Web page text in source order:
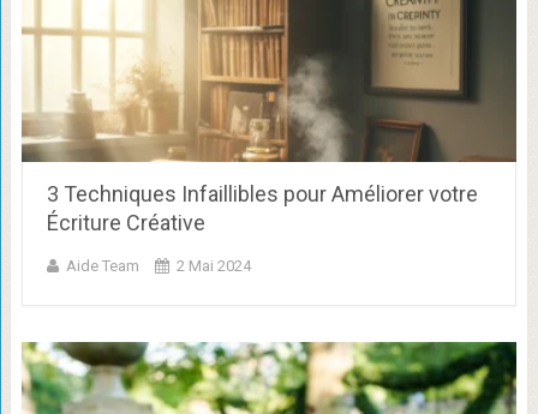
3 Techniques Infaillibles pour Améliorer votre
Écriture Créative
Aide Team 2 Mai 2024